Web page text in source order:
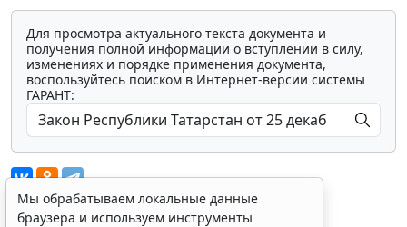
Для просмотра актуального текста документа и
получения полной информации о вступлении в силу,
изменениях и порядке применения документа,
воспользуйтесь поиском в Интернет-версии системы
ГАРАНТ:
Мы обрабатываем локальные данные
браузера и используем инструменты